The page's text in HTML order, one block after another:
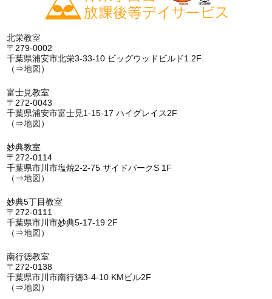
北栄教室
〒279-0002
千葉県浦安市北栄3-33-10 ビッグウッドビルド1.2F
（⇒地図 ）
富士見教室
〒272-0043
千葉県浦安市富士見1-15-17 ハイグレイス2F
（⇒地図 ）
妙典教室
〒272-0114
千葉県市川市塩焼2-2-75 サイドパークS 1F
（⇒地図 ）
妙典5丁目教室
〒272-0111
千葉県市川市妙典5-17-19 2F
（⇒地図 ）
南行徳教室
〒272-0138
千葉県市川市南行徳3-4-10 KMビル2F
（⇒地図 ）